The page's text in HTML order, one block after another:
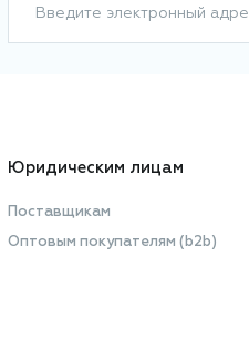
Введите электронный
Юридическим лицам
Поставщикам
Оптовым покупателям (b2b)